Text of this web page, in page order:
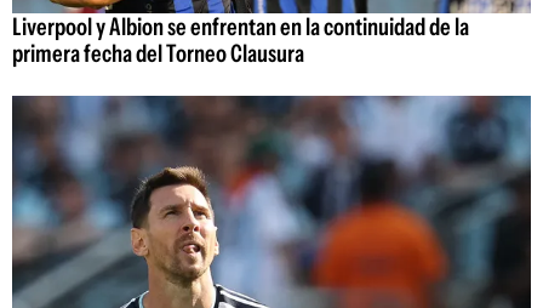
Liverpool y Albion se enfrentan en la continuidad de la
primera fecha del Torneo Clausura